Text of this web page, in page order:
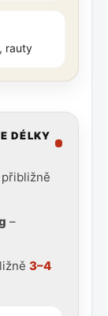
rauty
DÉLKY
přibližně
–
3–4